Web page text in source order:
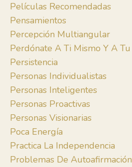
Películas Recomendadas
Pensamientos
Percepción Multiangular
Perdónate A Ti Mismo Y A
Persistencia
Personas Individualistas
Personas Inteligentes
Personas Proactivas
Personas Visionarias
Poca Energía
Practica La Independencia
Problemas De Autoafirmación